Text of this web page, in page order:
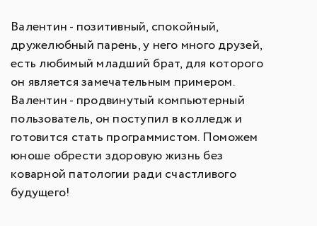
Валентин - позитивный, спокойный,
дружелюбный парень, у него много друзей,
есть любимый младший брат, для которого
он является замечательным примером.
Валентин - продвинутый компьютерный
пользователь, он поступил в колледж и
готовится стать программистом. Поможем
юноше обрести здоровую жизнь без
коварной патологии ради счастливого
будущего!